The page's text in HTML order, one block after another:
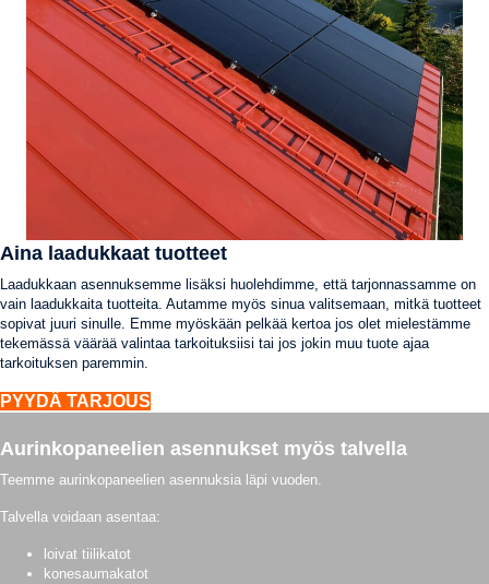
Aina laadukkaat tuotteet
Laadukkaan asennuksemme lisäksi huolehdimme, että tarjonnassamme on
vain laadukkaita tuotteita. Autamme myös sinua valitsemaan, mitkä tuotteet
sopivat juuri sinulle. Emme myöskään pelkää kertoa jos olet mielestämme
tekemässä väärää valintaa tarkoituksiisi tai jos jokin muu tuote ajaa
tarkoituksen paremmin.
PYYDÄ TARJOUS
Aurinkopaneelien asennukset myös talvella
Teemme aurinkopaneelien asennuksia läpi vuoden.
Talvella voidaan asentaa:
loivat tiilikatot
konesaumakatot